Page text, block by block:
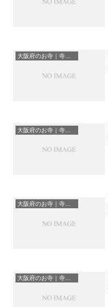
大阪府のお寺｜寺院一覧
大阪府のお寺｜寺院一覧
大阪府のお寺｜寺院一覧
大阪府のお寺｜寺院一覧